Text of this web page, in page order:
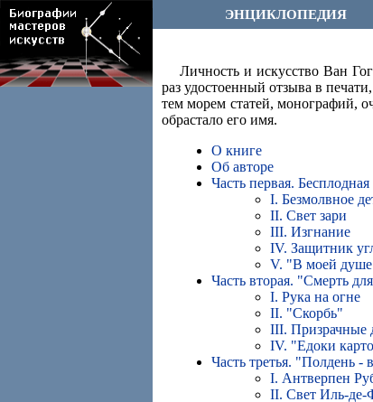
ЭНЦИКЛОПЕДИЯ
Личность и искусство Ван
раз удостоенный отзыва в
тем морем статей, монографий,
обрастало его имя.
О книге
Об авторе
Часть первая.
I. Безмолвное
II. Свет зари
III. Изгнание
IV. Защитник
V. "В моей душе
Часть вторая. "Смерть
I. Рука на огне
II. "Скорбь"
III. Призрачные
IV. "Едоки
Часть третья. "Полдень -
I. Антверпен
II. Свет Иль-де-